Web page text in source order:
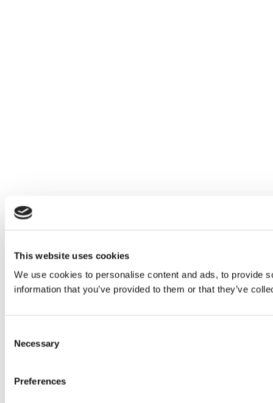
This website uses cookies
We use cookies to personalise content and ads, to provide
information that you’ve provided to them or that they’ve
Selection
Necessary
Preferences